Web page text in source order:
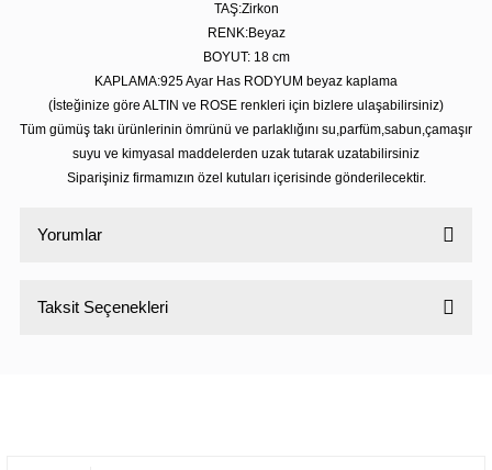
TAŞ:Zirkon
RENK:Beyaz
BOYUT: 18 cm
KAPLAMA:925 Ayar Has RODYUM beyaz kaplama
(İsteğinize göre ALTIN ve ROSE renkleri için bizlere ulaşabilirsiniz)
Tüm gümüş takı ürünlerinin ömrünü ve parlaklığını su,parfüm,sabun,çamaşır
suyu ve kimyasal maddelerden uzak tutarak uzatabilirsiniz
Siparişiniz firmamızın özel kutuları içerisinde gönderilecektir.
Yorumlar
Taksit Seçenekleri